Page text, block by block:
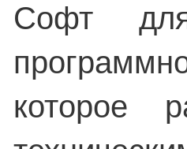
Софт
которое